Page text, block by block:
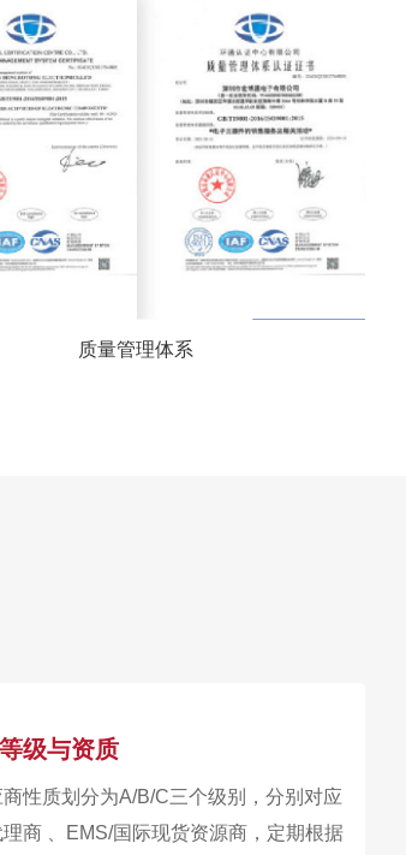
质量管理体系
级与资质
性质划分为A/B/C三个级别，分别对应
理商 、EMS/国际现货资源商，定期根据